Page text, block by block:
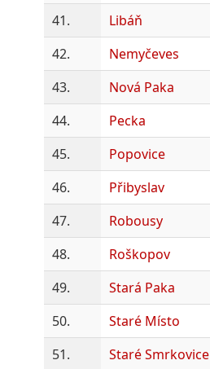
41.
Libáň
42.
Nemyčeves
43.
Nová Paka
44.
Pecka
45.
Popovice
46.
Přibyslav
47.
Robousy
48.
Roškopov
49.
Stará Paka
50.
Staré Místo
51.
Staré Smrkovice